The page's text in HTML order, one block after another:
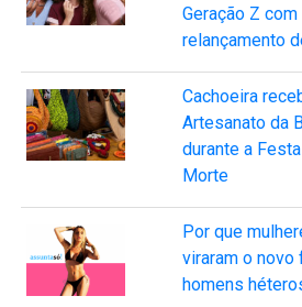
Geração Z com
relançamento
Cachoeira
Artesanato da
durante a
Morte
Por que
viraram o novo
homens